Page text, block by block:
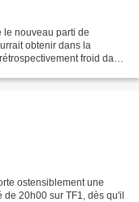
le nouveau parti de
obtenir dans la
froid dans
ostensiblement une
20h00 sur TF1, dès qu'il